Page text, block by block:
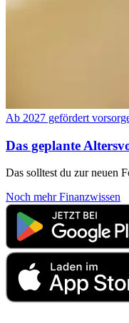
Ab 2027 gefördert
Das geplante
Das solltest du zur neuen
Noch mehr Finanzwissen